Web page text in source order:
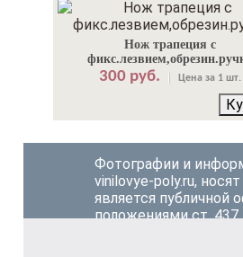
Нож трапеция с
300 руб. Цена за 1 шт.
Фотографии и
vinilovye-poly.ru,
является публичной
положениями ст.